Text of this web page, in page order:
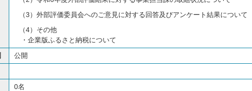
（3）外部評価委員会へのご意見に対する回答及びアンケート結果について
（4）その他
・企業版ふるさと納税について
公開
0名